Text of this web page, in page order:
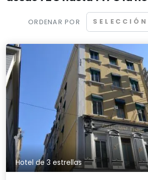
ORDENAR POR SELECCIÓN
Hotel de 3 estrellas